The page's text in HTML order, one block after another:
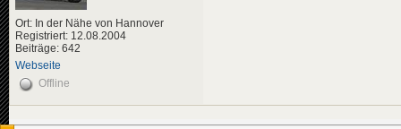
Ort: In der Nähe von Hannover
Registriert: 12.08.2004
Beiträge: 642
Webseite
Offline